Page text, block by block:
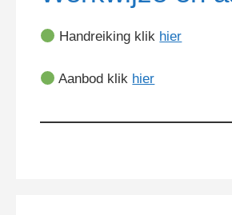
Handreiking klik hier
Aanbod klik hier